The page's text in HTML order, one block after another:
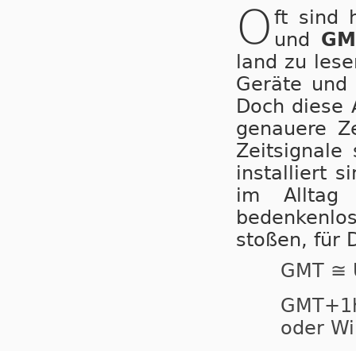
O ft sind
und
land zu
Geräte
Doch
ge­nau­e­re
Zeitsignale
installiert
im Alltag
stoßen, für
GMT ≅
oder